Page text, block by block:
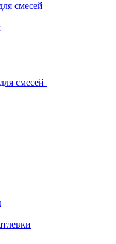
смесей
смесей